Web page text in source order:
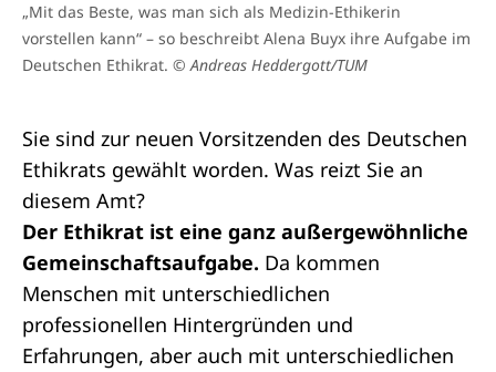
„Mit das Beste, was man sich als Medizin-Ethikerin
vorstellen kann“ – so beschreibt Alena Buyx ihre Aufgabe im
Deutschen Ethikrat. © Andreas Heddergott/TUM
Sie sind zur neuen Vorsitzenden des Deutschen
Ethikrats gewählt worden. Was reizt Sie an
diesem Amt?
Der Ethikrat ist eine ganz außergewöhnliche
Gemeinschaftsaufgabe. Da kommen
Menschen mit unterschiedlichen
professionellen Hintergründen und
Erfahrungen, aber auch mit unterschiedlichen